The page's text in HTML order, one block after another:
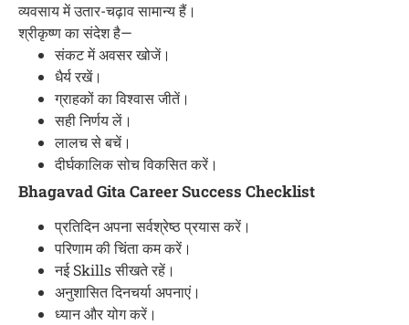
व्यवसाय में उतार-चढ़ाव सामान्य हैं।
श्रीकृष्ण का संदेश है—
संकट में अवसर खोजें।
धैर्य रखें।
ग्राहकों का विश्वास जीतें।
सही निर्णय लें।
लालच से बचें।
दीर्घकालिक सोच विकसित करें।
Bhagavad Gita Career Success Checklist
प्रतिदिन अपना सर्वश्रेष्ठ प्रयास करें।
परिणाम की चिंता कम करें।
नई Skills सीखते रहें।
अनुशासित दिनचर्या अपनाएं।
ध्यान और योग करें।